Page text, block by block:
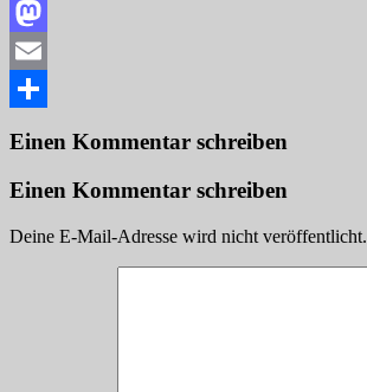
Facebook
Mastodon
Email
Einen Kommentar schreiben
Einen Kommentar schreiben
Deine E-Mail-Adresse wird nicht veröffentlicht.